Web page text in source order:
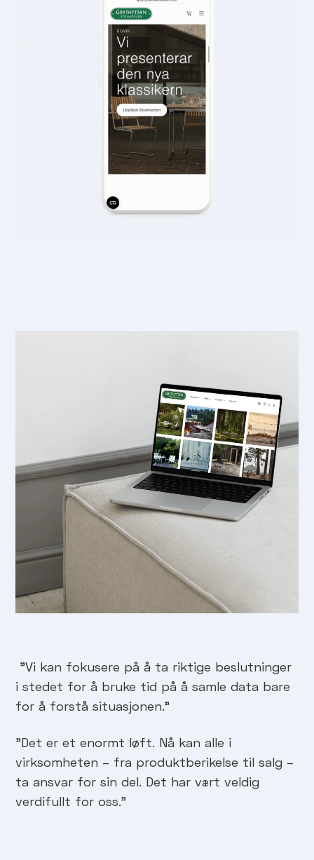
"Vi kan fokusere på å ta riktige beslutninger
i stedet for å bruke tid på å samle data bare
for å forstå situasjonen."
"Det er et enormt løft. Nå kan alle i
virksomheten – fra produktberikelse til salg –
ta ansvar for sin del. Det har vært veldig
verdifullt for oss."